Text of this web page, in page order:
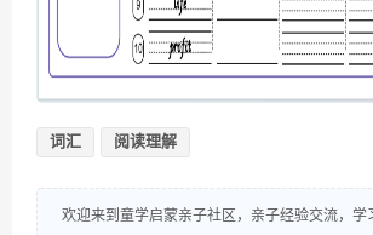
词汇 阅读理解
欢迎来到童学启蒙亲子社区，亲子经验交流，学